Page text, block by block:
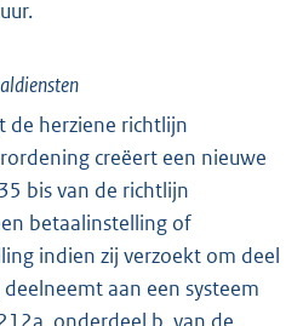
de herziene richtlijn
creëert een nieuwe
bis van de richtlijn
betaalinstelling of
indien zij verzoekt om deel
aan een systeem